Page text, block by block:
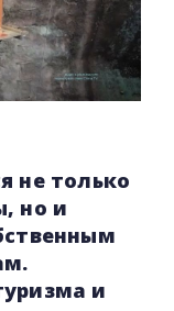
не только
но и
и